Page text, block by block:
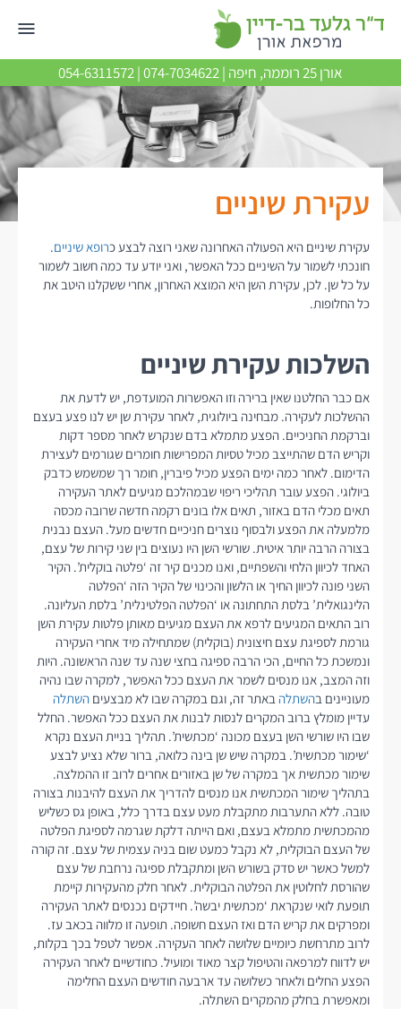
אורן 25 רוממה, חיפה | 074-7034622
|
054-6311572
עקירת שיניים
עקירת שיניים היא הפעולה האחרונה שאני רוצה לבצע כרופא שיניים.
חונכתי לשמור על השיניים ככל האפשר, ואני יודע עד כמה חשוב לשמור
על כל שן. לכן, עקירת השן היא המוצא האחרון, אחרי ששקלנו היטב את
כל החלופות.
השלכות עקירת שיניים
אם כבר החלטנו שאין ברירה וזו האפשרות המועדפת, יש לדעת את
ההשלכות לעקירה. מבחינה ביולוגית, לאחר עקירת שן יש לנו פצע בעצם
וברקמת החניכיים. הפצע מתמלא בדם שנקרש לאחר מספר דקות
וקריש הדם שהתייצב מכיל טסיות המפרישות חומרים שגורמים לעצירת
הדימום. לאחר כמה ימים הפצע מכיל פיברין, חומר רך שמשמש כדבק
ביולוגי. הפצע עובר תהליכי ריפוי שבמהלכם מגיעים לאתר העקירה
תאים מכלי הדם באזור, תאים אלו בונים רקמה חדשה שרובה מכסה
מלמעלה את הפצע ולבסוף נוצרים חניכיים חדשים מעל. העצם נבנית
בצורה הרבה יותר איטית. שורשי השן היו נעוצים בין שני קירות של עצם,
האחד לכיוון הלחי והשפתיים, ואנו מכנים קיר זה ‘פלטה בוקלית’. הקיר
השני פונה לכיוון החיך או הלשון והכינוי של הקיר הזה ‘הפלטה
הלינגואלית’ בלסת התחתונה או ‘הפלטה הפלטינלית’ בלסת העליונה.
רוב התאים המגיעים לרפא את העצם מגיעים מאותן פלטות עקירת השן
גורמת לספיגת עצם חיצונית (בוקלית) שמתחילה מיד אחרי העקירה
ונמשכת כל החיים, הכי הרבה ספיגה בחצי שנה עד שנה הראשונה. היות
וזה המצב, אנו מנסים לשמר את העצם ככל האפשר, למקרה שבו נהיה
מעוניינים בהשתלה באתר זה, וגם במקרה שבו לא מבצעים השתלה
עדיין מומלץ ברוב המקרים לנסות לבנות את העצם ככל האפשר. החלל
שבו היו שורשי השן בעצם מכונה ‘מכתשית’. תהליך בניית העצם נקרא
‘שימור מכתשית’. במקרה שיש שן בינה כלואה, ברור שלא נציע לבצע
שימור מכתשית אך במקרה של שן באזורים אחרים לרוב זו ההמלצה.
בתהליך שימור המכתשית אנו מנסים להדריך את העצם להיבנות בצורה
טובה. ללא התערבות מתקבלת מעט עצם בדרך כלל, באופן גס כשליש
מהמכתשית מתמלא בעצם, ואם הייתה דלקת שגרמה לספיגת הפלטה
של העצם הבוקלית, לא נקבל כמעט שום בניה עצמית של עצם. זה קורה
למשל כאשר יש סדק בשורש השן ומתקבלת ספיגה נרחבת של עצם
שהורסת לחלוטין את הפלטה הבוקלית. לאחר חלק מהעקירות קיימת
תופעת לואי שנקראת ‘מכתשית יבשה’. חיידקים נכנסים לאתר העקירה
ומפרקים את קריש הדם ואז העצם חשופה. תופעה זו מלווה בכאב עז.
לרוב מתרחשת כיומיים שלושה לאחר העקירה. אפשר לטפל בכך בקלות,
יש לדווח למרפאה והטיפול קצר מאוד ומועיל. כחודשיים לאחר העקירה
הפצע החלים ולאחר כשלושה עד ארבעה חודשים העצם החלימה
ומאפשרת בחלק מהמקרים השתלה.